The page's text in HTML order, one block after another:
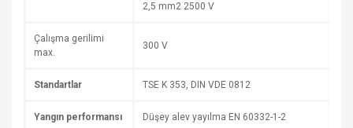
2,5 mm2 2500 V
Çalışma gerilimi
max.
300 V
Standartlar TSE K 353, DIN VDE 0812
Yangın performansı Düşey alev yayılma EN 60332-1-2